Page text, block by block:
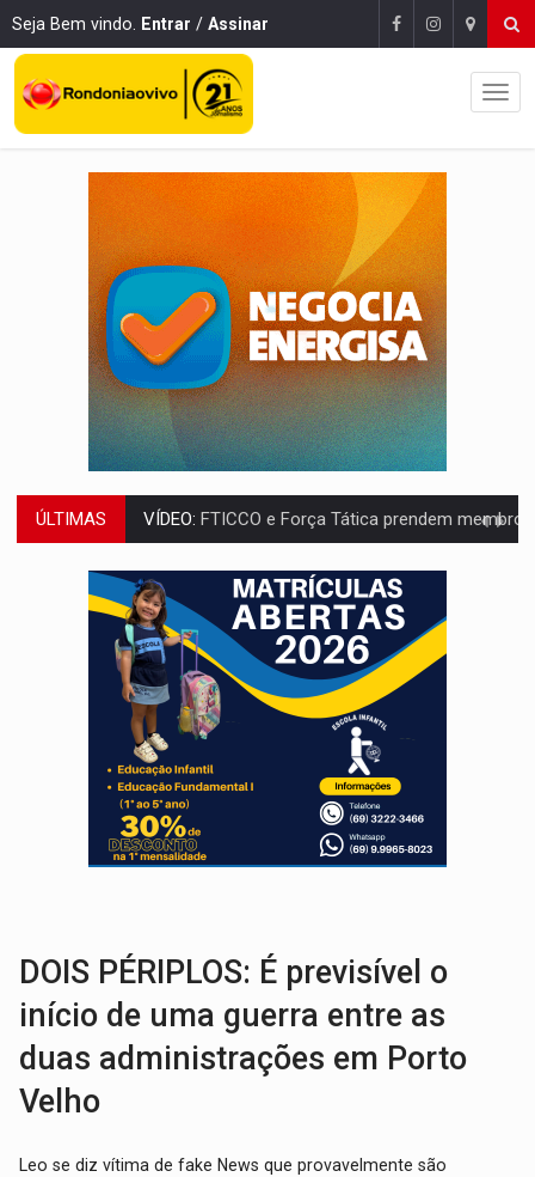
Seja Bem vindo. Entrar / Assinar
ÚLTIMAS INCLUSÃO:Prefeitura fortalece parceria com a APAE para ampliar ações
DEFESA:Exército testa inovações no combate a drones durante
TEMAS SOCIOAMBIENTAIS:Em Itapuã do Oeste, CINEMAZÔNIA leva cinema
PREVISÃO: Interior de Rondônia terá sábado (8) de calor
INFRAESTRUTURA:Após quase 30 anos de espera, asfalto chega ao
A ILHA: Coreografia de Rondônia estreia na programação do Festival de
ELEIÇÕES 2026: Sgt. Mouza esclarece 'erro de digitação' em declaração de
JUDICIÁRIO: Sinjur parabeniza servidores pelo adicional de incentivo com
FTICCO e Força Tática prendem membro do CV com arma e drogas
DOIS PÉRIPLOS: É previsível o
início de uma guerra entre as
duas administrações em Porto
Velho
Leo se diz vítima de fake News que provavelmente são